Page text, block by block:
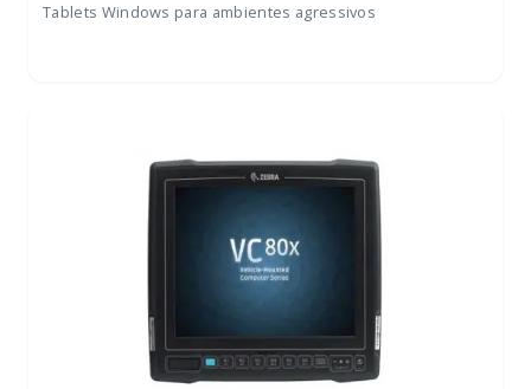
Tablets Windows para ambientes agressivos